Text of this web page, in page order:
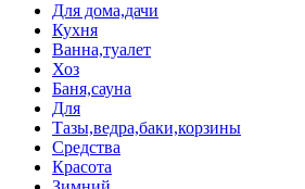
Для дома,дачи
Кухня
Ванна,туалет
Хоз
Баня,сауна
Для
Тазы,ведра,баки,корзины
Средства
Красота